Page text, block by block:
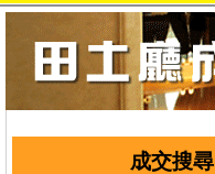
成交搜尋